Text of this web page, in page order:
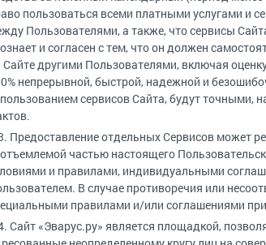
пользоваться всеми платными услугами и
Пользователями, а также, что сервисы
и согласен с тем, что он должен
Сайте другими Пользователями, включая
непрерывной, быстрой, надежной и
сервисов Сайта, будут точными,
Предоставление отдельных Сервисов может
частью настоящего
и правилами, индивидуальными
В случае противоречия или
правилами и/или соглашениями
Сайт «Эварус.ру» является площадкой,